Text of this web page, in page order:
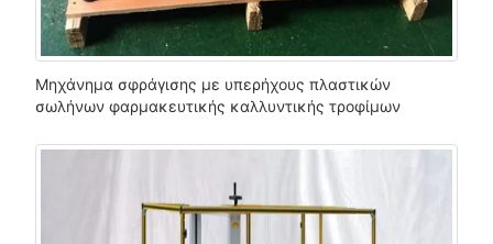
Μηχάνημα σφράγισης με υπερήχους πλαστικών
σωλήνων φαρμακευτικής καλλυντικής τροφίμων